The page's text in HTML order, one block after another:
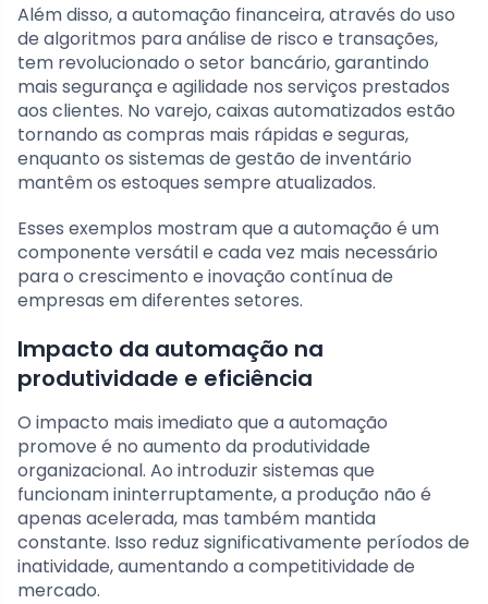
Além disso, a automação financeira, através do uso
de algoritmos para análise de risco e transações,
tem revolucionado o setor bancário, garantindo
mais segurança e agilidade nos serviços prestados
aos clientes. No varejo, caixas automatizados estão
tornando as compras mais rápidas e seguras,
enquanto os sistemas de gestão de inventário
mantêm os estoques sempre atualizados.
Esses exemplos mostram que a automação é um
componente versátil e cada vez mais necessário
para o crescimento e inovação contínua de
empresas em diferentes setores.
Impacto da automação na
produtividade e eficiência
O impacto mais imediato que a automação
promove é no aumento da produtividade
organizacional. Ao introduzir sistemas que
funcionam ininterruptamente, a produção não é
apenas acelerada, mas também mantida
constante. Isso reduz significativamente períodos de
inatividade, aumentando a competitividade de
mercado.